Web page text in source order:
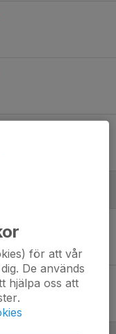
för att vår
De används
hjälpa oss att